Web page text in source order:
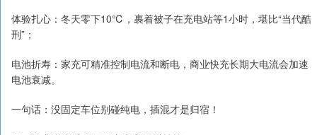
体验扎心：冬天零下10℃，裹着被子在充电站等1小时，堪比“当代酷
刑”；
电池折寿：家充可精准控制电流和断电，商业快充长期大电流会加速
电池衰减。
一句话：没固定车位别碰纯电，插混才是归宿！